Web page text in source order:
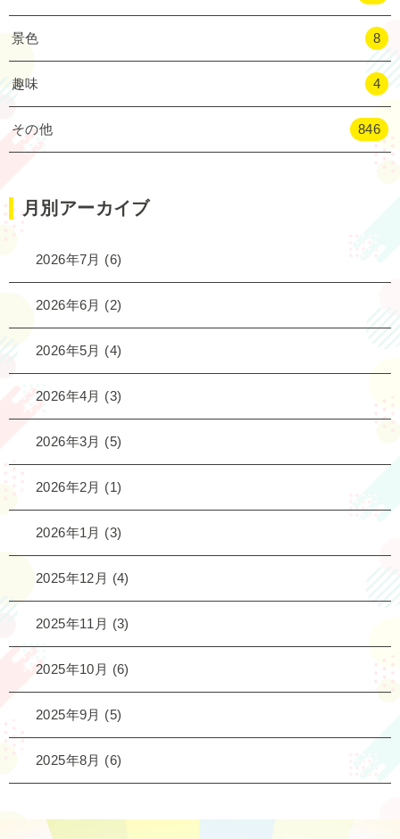
景色 8
趣味 4
その他 846
月別アーカイブ
2026年7月 (6)
2026年6月 (2)
2026年5月 (4)
2026年4月 (3)
2026年3月 (5)
2026年2月 (1)
2026年1月 (3)
2025年12月 (4)
2025年11月 (3)
2025年10月 (6)
2025年9月 (5)
2025年8月 (6)